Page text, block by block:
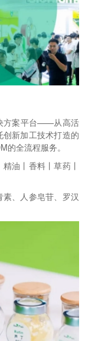
方案平台——从高活
新加工技术打造的
的全流程服务。
油丨香料丨草药丨
、人参皂苷、罗汉